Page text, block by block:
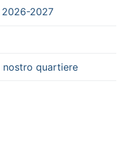
2026-2027
nostro quartiere